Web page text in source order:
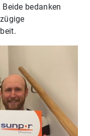
bedanken